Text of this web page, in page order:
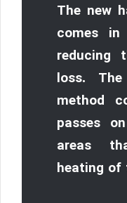
The new
comes
reducing
loss.
method
passes
areas
heating